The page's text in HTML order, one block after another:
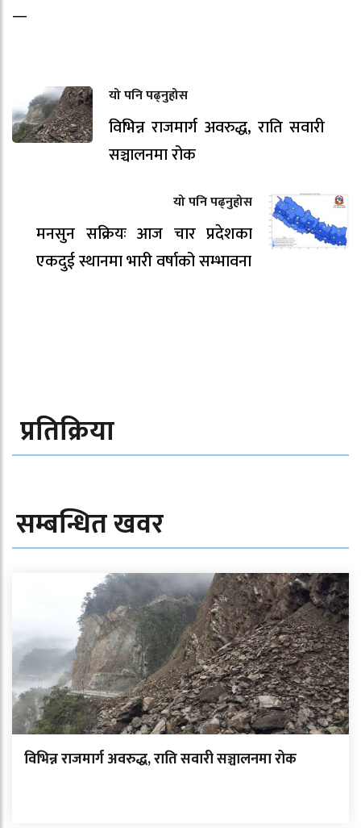
—
यो पनि पढ्नुहोस
विभिन्न राजमार्ग अवरुद्ध, राति सवारी
सञ्चालनमा रोक
यो पनि पढ्नुहोस
मनसुन सक्रियः आज चार प्रदेशका
एकदुई स्थानमा भारी वर्षाको सम्भावना
प्रतिक्रिया
सम्बन्धित खवर
विभिन्न राजमार्ग अवरुद्ध, राति सवारी सञ्चालनमा रोक